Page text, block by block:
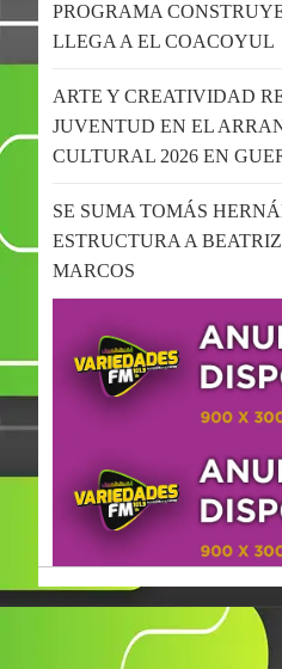
PROGRAMA
LLEGA A EL COACOYUL
ARTE Y CREATIVIDAD
JUVENTUD EN EL
CULTURAL 2026 EN
SE SUMA TOMÁS
ESTRUCTURA A
MARCOS